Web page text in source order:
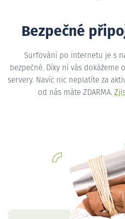
Bezpečné
Surfování po internetu je s
bezpečné. Díky ní vás
servery. Navíc nic neplatíte za
od nás máte ZDARMA.